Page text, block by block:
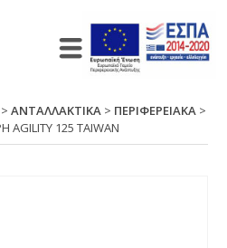
>ΑΝΤΑΛΛΑΚΤΙΚΑ > ΠΕΡΙΦΕΡΕΙΑΚΑ >
ΑGΙLΙΤΥ 125 ΤΑΙWΑΝ